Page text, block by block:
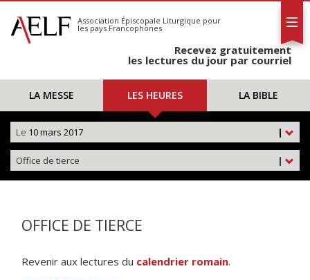
S'abonner
Calendrier
Association Épiscopale Liturgique pour
les pays Francophones
Recevez gratuitement
les lectures du jour par courriel
LA MESSE LES HEURES LA BIBLE
|
Le 10 mars 2017
|
Office de tierce
OFFICE DE TIERCE
Revenir aux lectures du calendrier romain.